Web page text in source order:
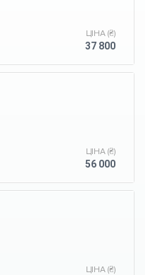
ЦІНА (₴)
37 800
ЦІНА (₴)
56 000
ЦІНА (₴)